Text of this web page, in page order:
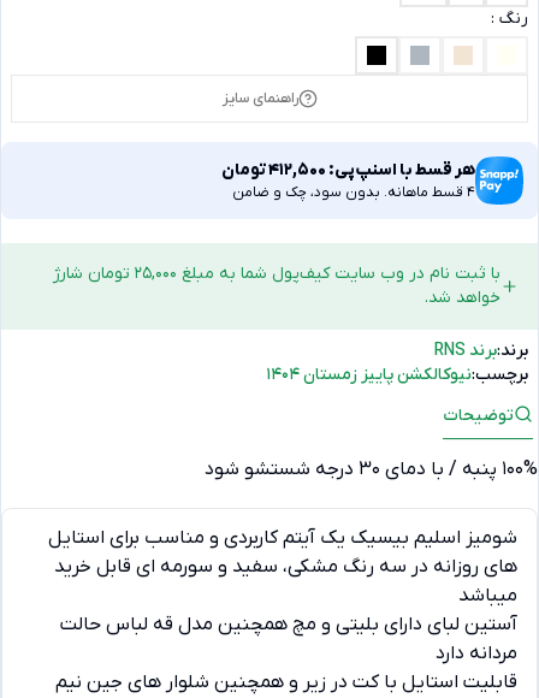
رنگ :
راهنمای سایز
هر قسط با اسنپ‌پی: 412,500تومان
4 قسط ماهانه. بدون سود، چک و ضامن
با ثبت نام در وب سایت کیف‌پول شما به مبلغ 25,000 تومان شارژ
خواهد شد.
برند:برند RNS
برچسب:نیوکالکشن پاییز زمستان 1404
توضیحات
100% پنبه / با دمای 30 درجه شستشو شود
شومیز اسلیم بیسیک یک آیتم کاربردی و مناسب برای استایل
های روزانه در سه رنگ مشکی، سفید و سورمه ای قابل خرید
میباشد
آستین لبای دارای بلیتی و مچ همچنین مدل قه لباس حالت
مردانه دارد
قابلیت استایل با کت در زیر و همچنین شلوار های جین نیم